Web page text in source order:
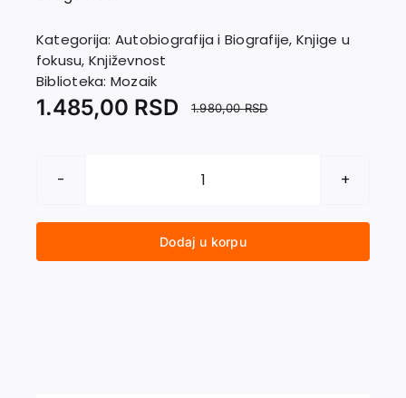
EU PROJEKTI
Kontakt
Kategorija: Autobiografija i Biografije, Knjige u
fokusu, Književnost
Biblioteka: Mozaik
1.980,00RSD
1.485,00 RSD
MATIJA
Dodaj u korpu